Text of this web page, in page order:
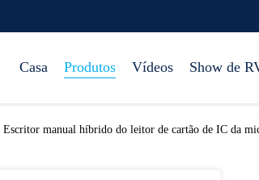
Casa Produtos Vídeos Show de
Escritor manual híbrido do leitor de cartão de IC da